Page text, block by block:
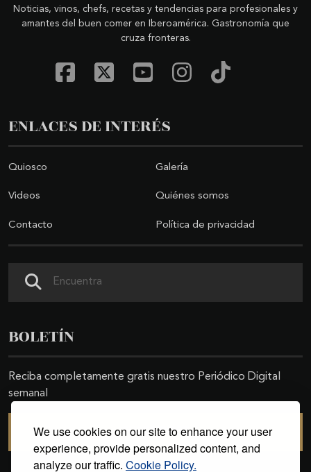
We use cookies on our site to enhance your user
experience, provide personalized content, and
analyze our traffic. Cookie Policy.
Noticias, vinos, chefs, recetas y tendencias para profesionales y
amantes del buen comer en Iberoamérica. Gastronomía que
cruza fronteras.
ENLACES DE INTERÉS
Quiosco Galería
Videos Quiénes somos
Contacto Política de privacidad
BOLETÍN
Reciba completamente gratis nuestro Periódico Digital
semanal
SUSCRIBIRSE